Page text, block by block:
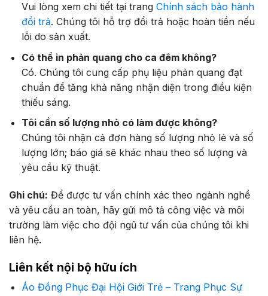
Vui lòng xem chi tiết tại trang Chính sách bảo hành
đổi trả. Chúng tôi hỗ trợ đổi trả hoặc hoàn tiền nếu
lỗi do sản xuất.
Có thể in phản quang cho ca đêm không?
Có. Chúng tôi cung cấp phụ liệu phản quang đạt
chuẩn để tăng khả năng nhận diện trong điều kiện
thiếu sáng.
Tôi cần số lượng nhỏ có làm được không?
Chúng tôi nhận cả đơn hàng số lượng nhỏ lẻ và số
lượng lớn; báo giá sẽ khác nhau theo số lượng và
yêu cầu kỹ thuật.
Ghi chú: Để được tư vấn chính xác theo ngành nghề
và yêu cầu an toàn, hãy gửi mô tả công việc và môi
trường làm việc cho đội ngũ tư vấn của chúng tôi khi
liên hệ.
Liên kết nội bộ hữu ích
Áo Đồng Phục Đại Hội Giới Trẻ – Trang Phục Sự